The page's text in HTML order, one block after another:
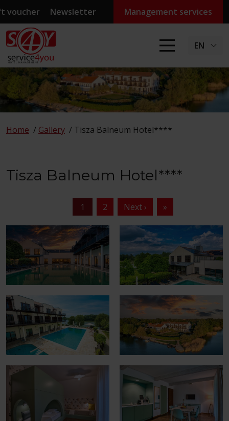
voucher Newsletter Management services
EN
Home / Gallery / Tisza Balneum Hotel****
Tisza Balneum Hotel****
1 2 Next › »